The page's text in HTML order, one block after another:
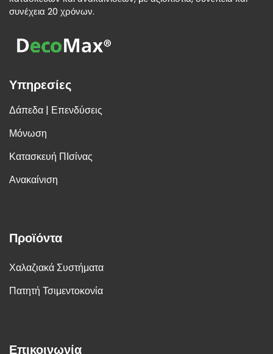
συνέχεια 20 χρόνων.
Υπηρεσίες
Δάπεδα | Επενδύσεις
Μόνωση
Κατασκευή ΠΙσίνας
Ανακαίνιση
Προϊόντα
Χαλαζιακά Συστήματα
Πατητή Τσιμεντοκονία
Επικοινωνία